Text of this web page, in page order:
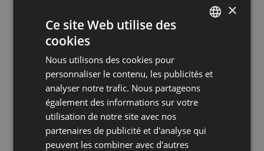
et vendredis de 16h30 à 20h et le
samedi de 9h30 à 12h30. Les
autres jours sur appel au 079 587
75 54
Coordonnées
Christophe Bertholet
Grand Rue 36
1844 Villeneuve
×
Ce site Web utilise des
cookies
Nous utilisons des cookies pour
personnaliser le contenu, les publicités et
analyser notre trafic. Nous partageons
également des informations sur votre
utilisation de notre site avec nos
partenaires de publicité et d'analyse qui
peuvent les combiner avec d'autres